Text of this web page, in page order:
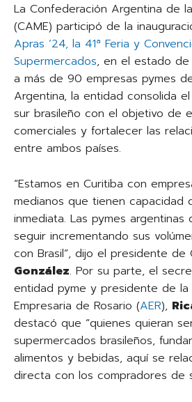
La Confederación Argentina de
(CAME) participó de la
Apras ’24, la 41ª Feria y
Supermercados, en el estado de
a más de 90 empresas pymes
Argentina, la entidad consolida
sur brasileño con el objetivo de
comerciales y fortalecer las
entre ambos países.
“Estamos en Curitiba con
medianos que tienen capacidad
inmediata. Las pymes
seguir incrementando sus
con Brasil”, dijo el presidente de
González. Por su parte, el
entidad pyme y presidente de la
Empresaria de Rosario (AER),
destacó que “quienes quieran
supermercados brasileños,
alimentos y bebidas, aquí se
directa con los compradores de